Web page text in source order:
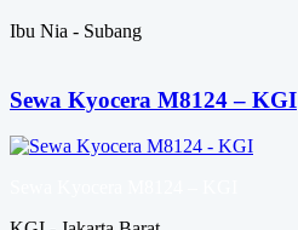
Ibu Nia - Subang
Sewa Kyocera M8124 – KGI